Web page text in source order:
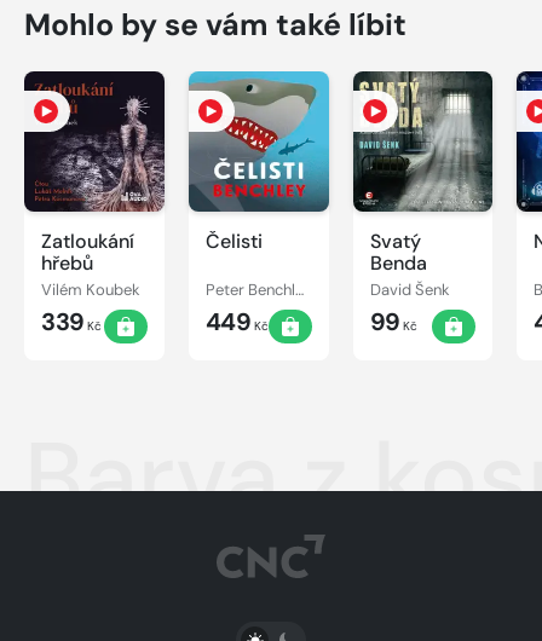
Mohlo by se vám také líbit
Zatloukání
hřebů
Vilém Koubek
339 Kč
Čelisti
Peter Benchley
449 Kč
Svatý
Benda
David Šenk
99 Kč
Barva z
PŘEPNOUT SVĚTLÝ/TMAVÝ REŽIM